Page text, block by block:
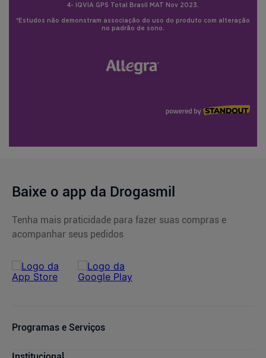
Baixe o app da Drogasmil
Tenha mais praticidade para fazer suas compras e
acompanhar seus pedidos
Programas e Serviços
Cupons de Desconto